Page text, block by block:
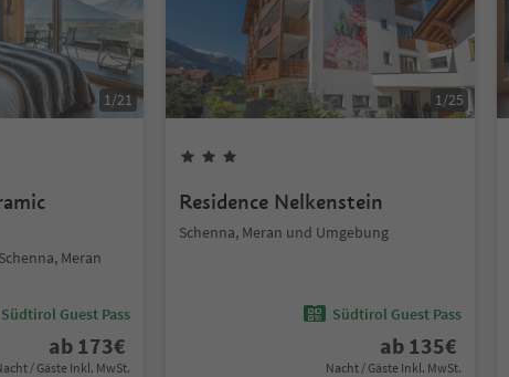
1/21
Meran
Südtirol Guest Pass
ab 173€
/ Gäste Inkl. MwSt.
1/25
Residence Nelkenstein
Schenna, Meran und Umgebung
Südtirol Guest Pass
ab 135€
Nacht / Gäste Inkl. MwSt.